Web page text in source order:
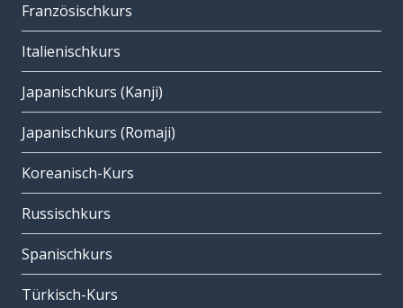
Französischkurs
Italienischkurs
Japanischkurs (Kanji)
Japanischkurs (Romaji)
Koreanisch-Kurs
Russischkurs
Spanischkurs
Türkisch-Kurs